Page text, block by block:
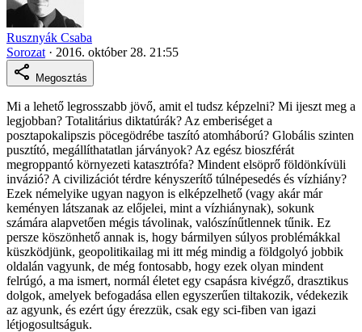
Rusznyák Csaba
Sorozat · 2016. október 28. 21:55
Megosztás
Mi a lehető legrosszabb jövő, amit el tudsz képzelni? Mi ijeszt meg a
legjobban? Totalitárius diktatúrák? Az emberiséget a
posztapokalipszis pöcegödrébe taszító atomháború? Globális szinten
pusztító, megállíthatatlan járványok? Az egész bioszférát
megroppantó környezeti katasztrófa? Mindent elsöprő földönkívüli
invázió? A civilizációt térdre kényszerítő túlnépesedés és vízhiány?
Ezek némelyike ugyan nagyon is elképzelhető (vagy akár már
keményen látszanak az előjelei, mint a vízhiánynak), sokunk
számára alapvetően mégis távolinak, valószínűtlennek tűnik. Ez
persze köszönhető annak is, hogy bármilyen súlyos problémákkal
küszködjünk, geopolitikailag mi itt még mindig a földgolyó jobbik
oldalán vagyunk, de még fontosabb, hogy ezek olyan mindent
felrúgó, a ma ismert, normál életet egy csapásra kivégző, drasztikus
dolgok, amelyek befogadása ellen egyszerűen tiltakozik, védekezik
az agyunk, és ezért úgy érezzük, csak egy sci-fiben van igazi
létjogosultságuk.